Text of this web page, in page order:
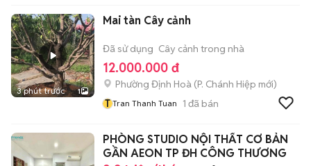
3 phút trước 1
Mai tàn Cây cảnh
Đã sử dụng Cây cảnh trong nhà
12.000.000 đ
Phường Định Hoà (P. Chánh Hiệp mới)
T Tran Thanh Tuan 1 đã bán
PHÒNG STUDIO NỘI THẤT CƠ BẢN
GẦN AEON TP ĐH CÔNG THƯƠNG